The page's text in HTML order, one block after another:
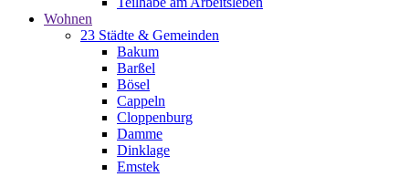
Wohnen
23 Städte & Gemeinden
Bakum
Barßel
Bösel
Cappeln
Cloppenburg
Damme
Dinklage
Emstek